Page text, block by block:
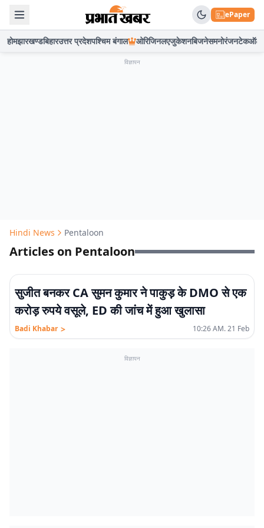
ePaper
होमझारखण्डबिहारउत्तर प्रदेशपश्चिम बंगाल ओरिजिनलएजुकेशनबिजनेसमनोरंजनटेकऑटो
विज्ञापन
Hindi News Pentaloon
Articles on Pentaloon
सुजीत बनकर CA सुमन कुमार ने पाकुड़ के DMO से एक
करोड़ रुपये वसूले, ED की जांच में हुआ खुलासा
Badi Khabar > 10:26 AM. 21 Feb
विज्ञापन